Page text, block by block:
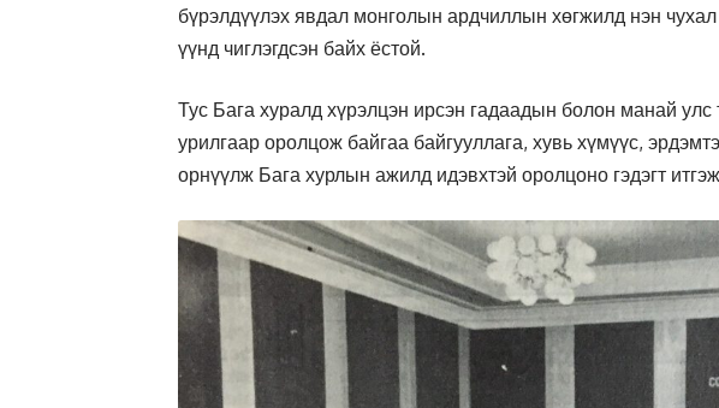
бүрэлдүүлэх явдал монголын ардчиллын хөгжилд нэн
үүнд чиглэгдсэн байх ёстой.
Тус Бага хуралд хүрэлцэн ирсэн гадаадын болон манай
урилгаар оролцож байгаа байгууллага, хувь хүмүүс,
орнүүлж Бага хурлын ажилд идэвхтэй оролцоно гэдэгт